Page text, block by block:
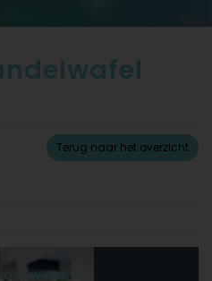
Terug naar het overzicht